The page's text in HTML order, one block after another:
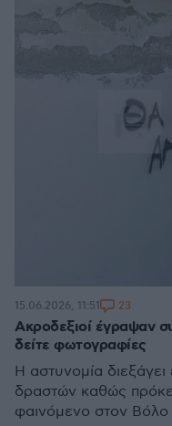
Ακροδεξιοί έγραψαν
δείτε φωτογραφίες
Η αστυνομία
δραστών καθώς
φαινόμενο στον Βόλο
15.06.2026, 11:51 23